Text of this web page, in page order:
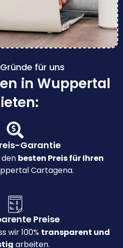
für uns
in Wuppertal
Garantie
den besten Preis für Ihren
Cartagena.
Preise
wir 100% transparent und
arbeiten.